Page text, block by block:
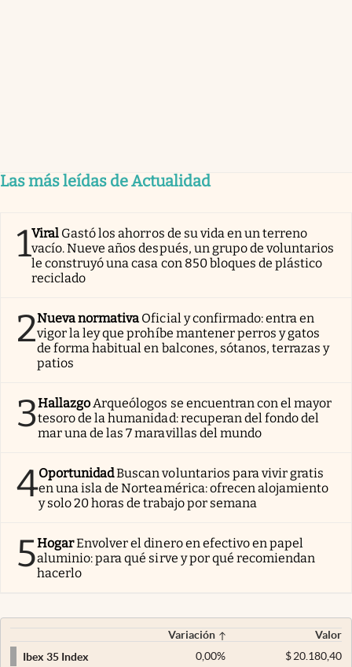
Las más leídas de Actualidad
1Viral Gastó los ahorros de su vida en un terreno
vacío. Nueve años después, un grupo de voluntarios
le construyó una casa con 850 bloques de plástico
reciclado
2Nueva normativa Oficial y confirmado: entra en
vigor la ley que prohíbe mantener perros y gatos
de forma habitual en balcones, sótanos, terrazas y
patios
3HallazgoArqueólogos se encuentran con el mayor
tesoro de la humanidad: recuperan del fondo del
mar una de las 7 maravillas del mundo
4OportunidadBuscan voluntarios para vivir gratis
en una isla de Norteamérica: ofrecen alojamiento
y solo 20 horas de trabajo por semana
5HogarEnvolver el dinero en efectivo en papel
aluminio: para qué sirve y por qué recomiendan
hacerlo
Variación
Valor
Ibex 35 Index
0,00% $20.180,40